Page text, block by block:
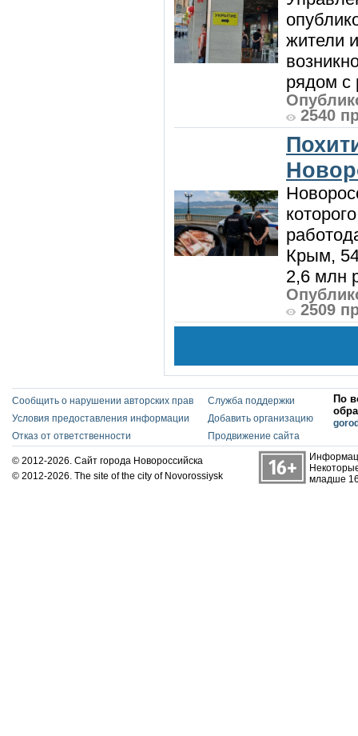
жители
рядом с
2540
Крым,
2,6 млн
2509
Сообщить о нарушении авторских прав
Условия предоставления информации
Отказ от ответственности
Служба поддержки
Добавить организацию
Продвижение сайта
По
© 2012-2026. Сайт города Новороссийска
© 2012-2026. The site of the city of Novorossiysk
младше